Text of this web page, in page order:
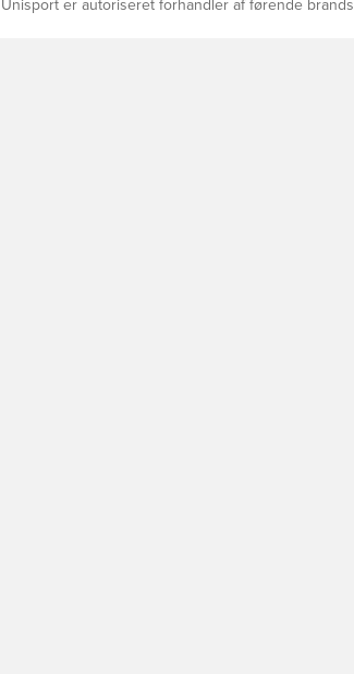
Unisport er autoriseret forhandler af førende brands